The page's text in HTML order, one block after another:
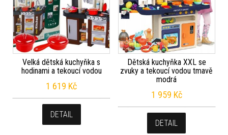
Velká dětská kuchyňka s
hodinami a tekoucí vodou
1 619 Kč
DETAIL
Dětská kuchyňka XXL se
zvuky a tekoucí vodou tmavě
modrá
1 959 Kč
DETAIL